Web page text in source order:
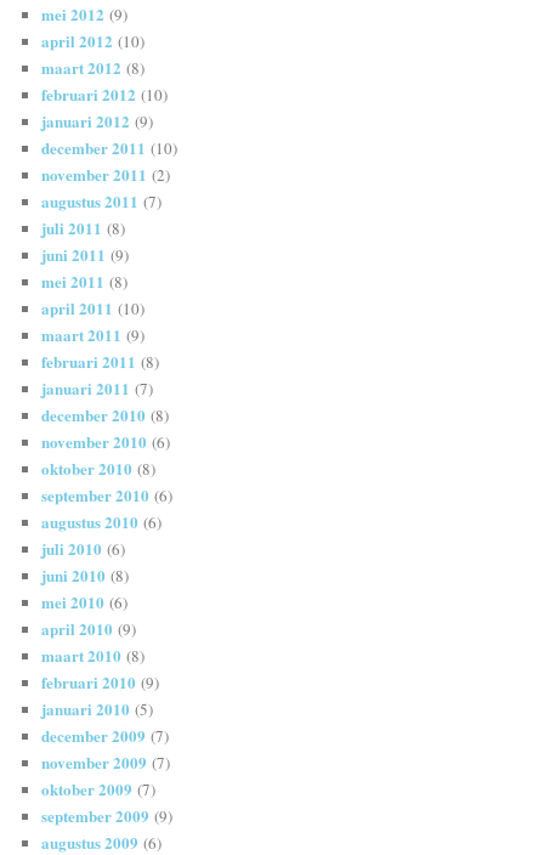
mei 2012 (9)
april 2012 (10)
maart 2012 (8)
februari 2012 (10)
januari 2012 (9)
december 2011 (10)
november 2011 (2)
augustus 2011 (7)
juli 2011 (8)
juni 2011 (9)
mei 2011 (8)
april 2011 (10)
maart 2011 (9)
februari 2011 (8)
januari 2011 (7)
december 2010 (8)
november 2010 (6)
oktober 2010 (8)
september 2010 (6)
augustus 2010 (6)
juli 2010 (6)
juni 2010 (8)
mei 2010 (6)
april 2010 (9)
maart 2010 (8)
februari 2010 (9)
januari 2010 (5)
december 2009 (7)
november 2009 (7)
oktober 2009 (7)
september 2009 (9)
augustus 2009 (6)